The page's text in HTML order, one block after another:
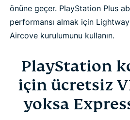
önüne geçer. PlayStation Plus
performansı almak için
Aircove kurulumunu kullanın.
PlayStation
için ücretsiz
yoksa